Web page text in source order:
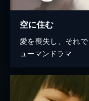
空に住む
愛を喪失し、それ
ューマンドラマ